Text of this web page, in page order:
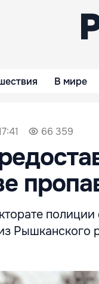
В мире
66 359
Рышканского